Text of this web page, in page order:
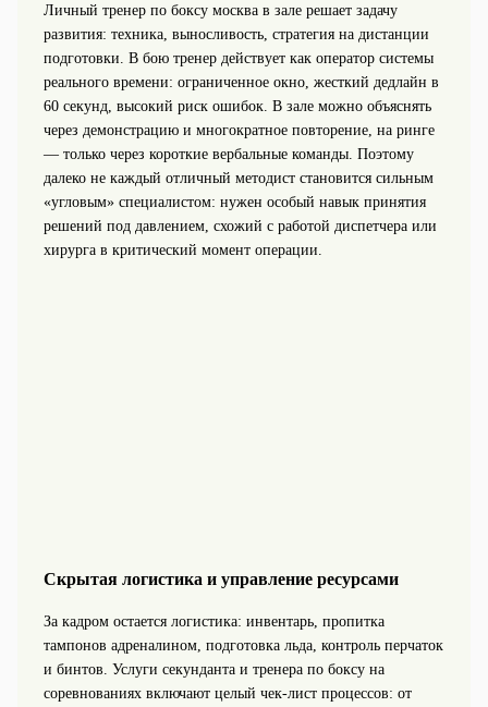
Личный тренер по боксу москва в зале решает задачу
развития: техника, выносливость, стратегия на дистанции
подготовки. В бою тренер действует как оператор системы
реального времени: ограниченное окно, жесткий дедлайн в
60 секунд, высокий риск ошибок. В зале можно объяснять
через демонстрацию и многократное повторение, на ринге
— только через короткие вербальные команды. Поэтому
далеко не каждый отличный методист становится сильным
«угловым» специалистом: нужен особый навык принятия
решений под давлением, схожий с работой диспетчера или
хирурга в критический момент операции.
Скрытая логистика и управление ресурсами
За кадром остается логистика: инвентарь, пропитка
тампонов адреналином, подготовка льда, контроль перчаток
и бинтов. Услуги секунданта и тренера по боксу на
соревнованиях включают целый чек‑лист процессов: от